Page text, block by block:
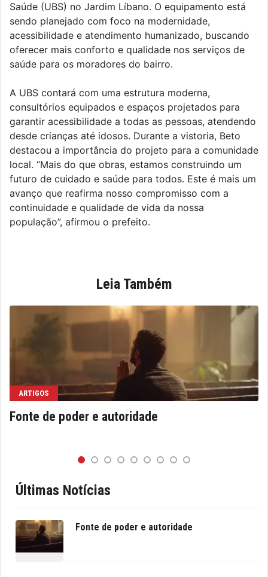
Saúde (UBS) no Jardim Líbano. O equipamento está
sendo planejado com foco na modernidade,
acessibilidade e atendimento humanizado, buscando
oferecer mais conforto e qualidade nos serviços de
saúde para os moradores do bairro.
A UBS contará com uma estrutura moderna,
consultórios equipados e espaços projetados para
garantir acessibilidade a todas as pessoas, atendendo
desde crianças até idosos. Durante a vistoria, Beto
destacou a importância do projeto para a comunidade
local. “Mais do que obras, estamos construindo um
futuro de cuidado e saúde para todos. Este é mais um
avanço que reafirma nosso compromisso com a
continuidade e qualidade de vida da nossa
população”, afirmou o prefeito.
Leia Também
ARTIGOS
Fonte de poder e autoridade
Últimas Notícias
Fonte de poder e autoridade